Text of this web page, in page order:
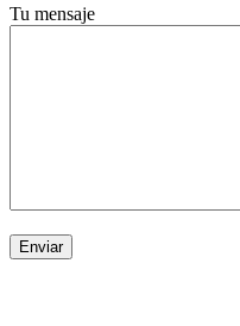
Tu mensaje